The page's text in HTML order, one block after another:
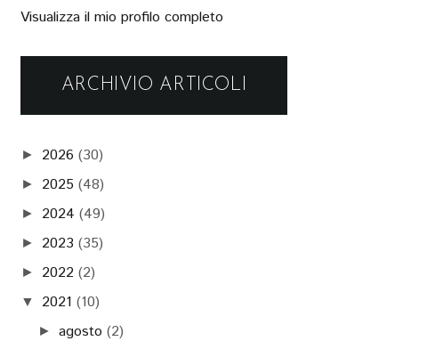
Visualizza il mio profilo completo
ARCHIVIO ARTICOLI
► 2026 (30)
► 2025 (48)
► 2024 (49)
► 2023 (35)
► 2022 (2)
▼ 2021 (10)
►agosto (2)